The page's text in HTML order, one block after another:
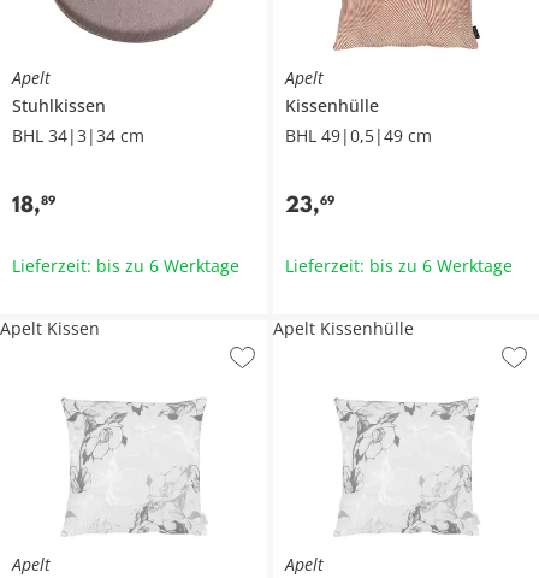
Apelt
Stuhlkissen
BHL 34|3|34 cm
18,89
Lieferzeit: bis zu 6 Werktage
Apelt
Kissenhülle
BHL 49|0,5|49 cm
23,69
Lieferzeit: bis zu 6 Werktage
Apelt
Apelt Kissen
Apelt
Apelt Kissenhülle